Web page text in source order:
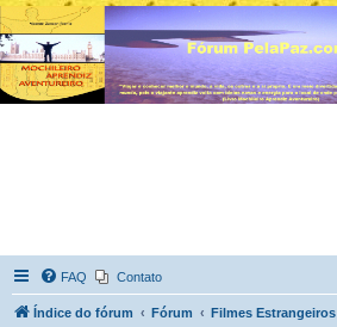
FAQ Contato
Índice do fórum Fórum Filmes Estrangeiros